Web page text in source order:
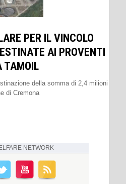
PER IL VINCOLO
AI PROVENTI
TAMOIL
della somma di 2,4 milioni
di Cremona
NETWORK